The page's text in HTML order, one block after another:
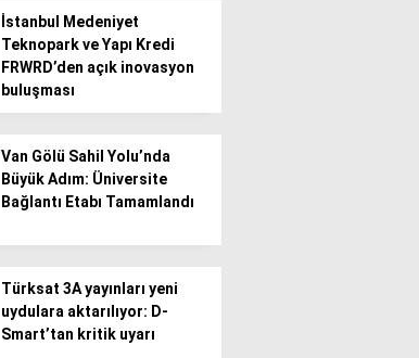
İstanbul Medeniyet
Teknopark ve Yapı Kredi
FRWRD’den açık inovasyon
buluşması
Van Gölü Sahil Yolu’nda
Büyük Adım: Üniversite
Bağlantı Etabı Tamamlandı
Türksat 3A yayınları yeni
uydulara aktarılıyor: D-
Smart’tan kritik uyarı